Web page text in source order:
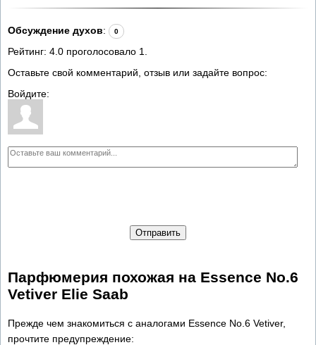
Обсуждение духов: 0
Рейтинг: 4.0 проголосовало 1
Оставьте свой комментарий, отзыв или задайте вопрос:
Войдите:
Отправить
Парфюмерия похожая на Essence No.6
Vetiver Elie Saab
Прежде чем знакомиться с аналогами Essence No.6 Vetiver,
прочтите предупреждение: